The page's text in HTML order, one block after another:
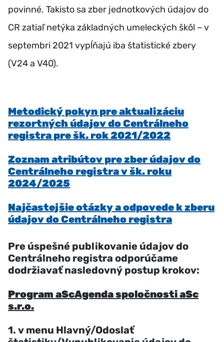
povinné. Takisto sa zber jednotkových údajov do
CR zatiaľ netýka základných umeleckých škôl – v
septembri 2021 vypĺňajú iba štatistické zbery
(V24 a V40).
Metodický pokyn pre aktualizáciu
rezortných údajov do Centrálneho
registra pre šk. rok 2021/2022
Zoznam atribútov pre zber údajov do
Centrálneho registra v šk. roku
2024/2025
Najčastejšie otázky a odpovede k zberu
údajov do Centrálneho registra
Pre úspešné publikovanie údajov do
Centrálneho registra odporúčame
dodržiavať nasledovný postup krokov:
Program aScAgenda spoločnosti aSc
s.r.o.
1. v menu Hlavný/Odoslať